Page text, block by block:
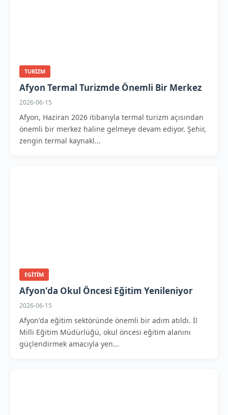
TURIZM
Afyon Termal Turizmde Önemli Bir Merkez
2026-06-15
Afyon, Haziran 2026 itibarıyla termal turizm açısından
önemli bir merkez haline gelmeye devam ediyor. Şehir,
zengin termal kaynakl...
EGITIM
Afyon'da Okul Öncesi Eğitim Yenileniyor
2026-06-15
Afyon'da eğitim sektöründe önemli bir adım atıldı. İl
Milli Eğitim Müdürlüğü, okul öncesi eğitim alanını
güçlendirmek amacıyla yen...